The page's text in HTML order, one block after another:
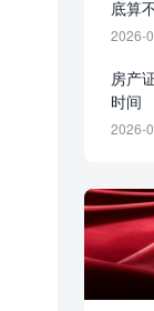
底算
2026-
房产
时间
2026-